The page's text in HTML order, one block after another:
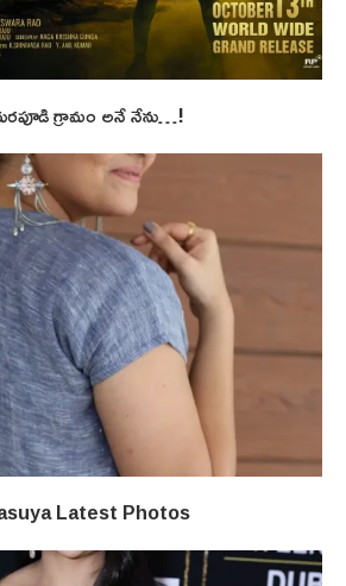
గ్రామం అనే నేను…!
Latest Photos